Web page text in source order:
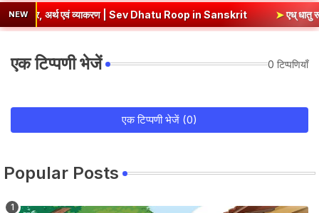
NEWएवं व्याकरण | Sev Dhatu Roop in Sanskrit ➤एध् धातु रूप - १०
एक टिप्पणी भेजें 0 टिप्पणियाँ
एक टिप्पणी भेजें (0)
Popular Posts